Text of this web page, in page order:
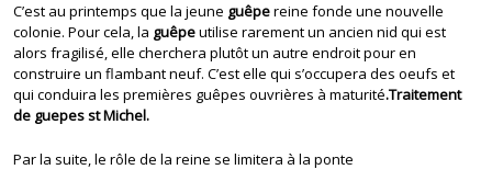
C’est au printemps que la jeune guêpereine fonde une nouvelle
colonie. Pour cela, la guêpeutilise rarement un ancien nid qui est
alors fragilisé, elle cherchera plutôt un autre endroit pour en
construire un flambant neuf. C’est elle qui s’occupera des oeufs et
qui conduira les premières guêpes ouvrières à maturité.Traitement
de guepes st Michel.
Par la suite, le rôle de la reine se limitera à la ponte